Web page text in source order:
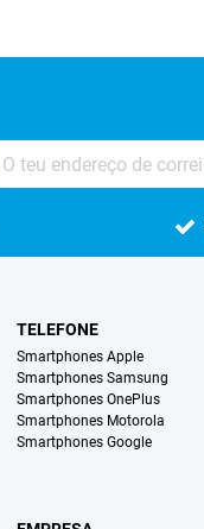
TELEFONE
Smartphones Apple
Smartphones Samsung
Smartphones OnePlus
Smartphones Motorola
Smartphones Google